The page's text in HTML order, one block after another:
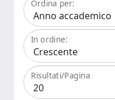
Ordina per:
In ordine:
Risultati/Pagina